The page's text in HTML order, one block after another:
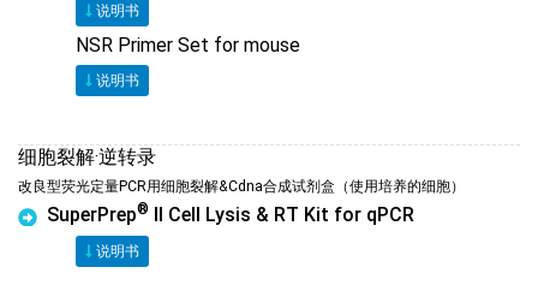
说明书
NSR Primer Set for mouse
说明书
细胞裂解·逆转录
改良型荧光定量PCR用细胞裂解&Cdna合成试剂盒（使用培养的细胞）
SuperPrep® II Cell Lysis & RT Kit for qPCR
说明书